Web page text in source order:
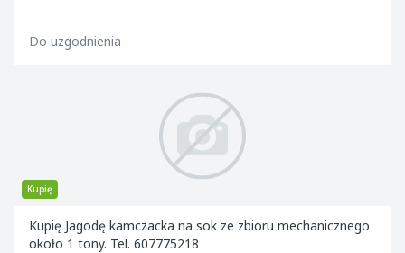
Do uzgodnienia
Kupię
Kupię Jagodę kamczacka na sok ze zbioru mechanicznego
około 1 tony. Tel. 607775218